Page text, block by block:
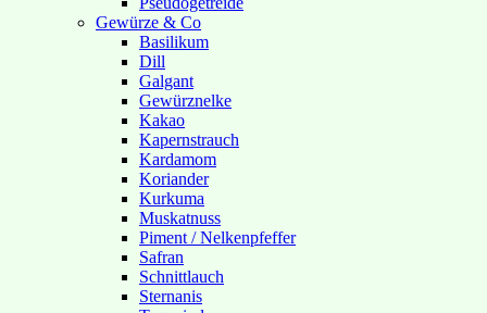
Gewürze & Co
Basilikum
Dill
Galgant
Gewürznelke
Kakao
Kapernstrauch
Kardamom
Koriander
Kurkuma
Muskatnuss
Piment / Nelkenpfeffer
Safran
Schnittlauch
Sternanis